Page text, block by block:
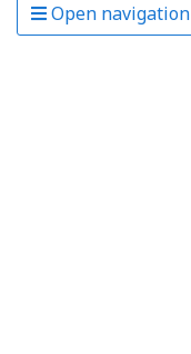
Open navigation